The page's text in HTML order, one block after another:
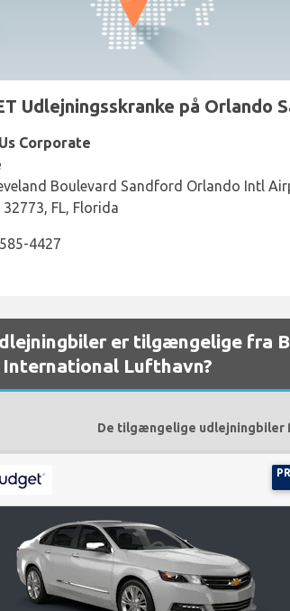
Udlejningsskranke på
Corporate
Boulevard Sandford Orlando Intl
FL, Florida
4427
er tilgængelige fra
Lufthavn?
De tilgængelige udlejningbiler